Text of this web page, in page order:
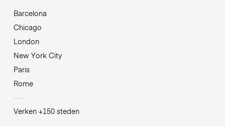
Barcelona
Chicago
London
New York City
Paris
Rome
Verken +150 steden